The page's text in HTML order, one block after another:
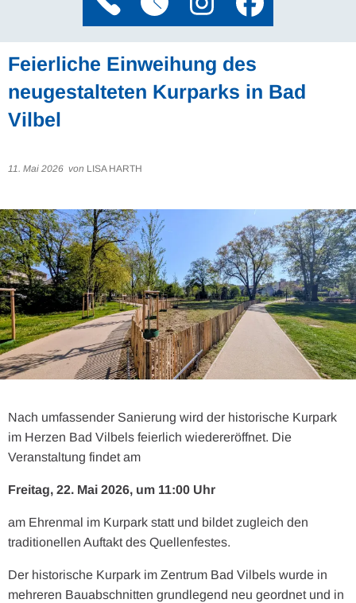
Feierliche Einweihung des
neugestalteten Kurparks in Bad
Vilbel
11. Mai 2026 von LISA HARTH
Nach umfassender Sanierung wird der historische Kurpark
im Herzen Bad Vilbels feierlich wiedereröffnet. Die
Veranstaltung findet am
Freitag, 22. Mai 2026, um 11:00 Uhr
am Ehrenmal im Kurpark statt und bildet zugleich den
traditionellen Auftakt des Quellenfestes.
Der historische Kurpark im Zentrum Bad Vilbels wurde in
mehreren Bauabschnitten grundlegend neu geordnet und in